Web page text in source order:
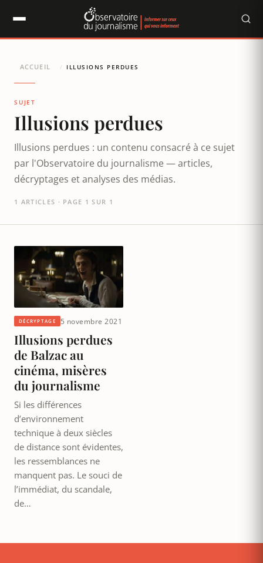
ACCUEIL / ILLUSIONS PERDUES
SUJET
Illusions perdues
Illusions perdues : un contenu consacré à ce sujet
par l'Observatoire du journalisme — articles,
décryptages et analyses des médias.
1 ARTICLES · PAGE 1 SUR 1
DÉCRYPTAGE 5 novembre 2021
Illusions perdues
de Balzac au
cinéma, misères
du journalisme
Si les différences
d’environnement
technique à deux siècles
de distance sont évidentes,
les ressemblances ne
manquent pas. Le souci de
l’immédiat, du scandale,
de…
Panneau de gestion des cookies